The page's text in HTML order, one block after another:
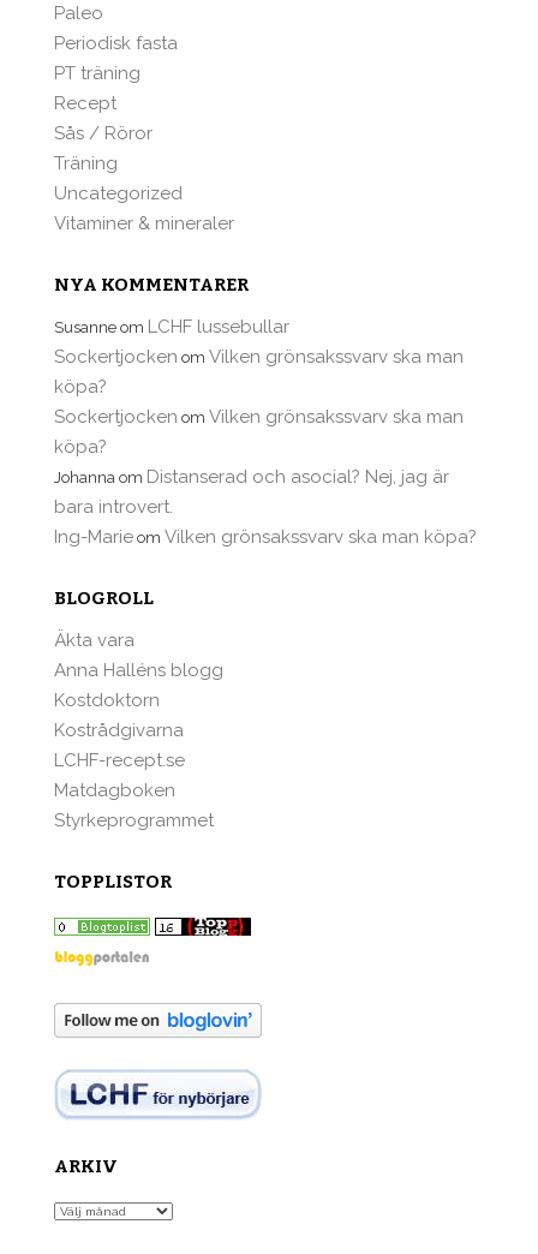
Paleo
Periodisk fasta
PT träning
Recept
Sås / Röror
Träning
Uncategorized
Vitaminer & mineraler
NYA KOMMENTARER
Susanne om LCHF lussebullar
Sockertjocken om Vilken grönsakssvarv ska man
köpa?
Sockertjocken om Vilken grönsakssvarv ska man
köpa?
Johanna om Distanserad och asocial? Nej, jag är
bara introvert.
Ing-Marie om Vilken grönsakssvarv ska man köpa?
BLOGROLL
Äkta vara
Anna Halléns blogg
Kostdoktorn
Kostrådgivarna
LCHF-recept.se
Matdagboken
Styrkeprogrammet
TOPPLISTOR
ARKIV
Arkiv